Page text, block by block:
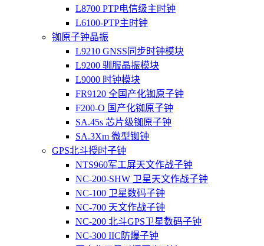
L8700 PTP电信级主时钟
L6100-PTP主时钟
铷原子钟晶振
L9210 GNSS同步时钟模块
L9200 驯服晶振模块
L9000 时钟模块
FR9120 全国产化铷原子钟
F200-O 国产化铷原子钟
SA.45s 芯片级铷原子钟
SA.3Xm 微型铷钟
GPS北斗授时子钟
NTS960军工屏天文作战子钟
NC-200-SHW 卫星天文作战子钟
NC-100 卫星数码子钟
NC-700 天文作战子钟
NC-200 北斗GPS卫星数码子钟
NC-300 IIC防爆子钟